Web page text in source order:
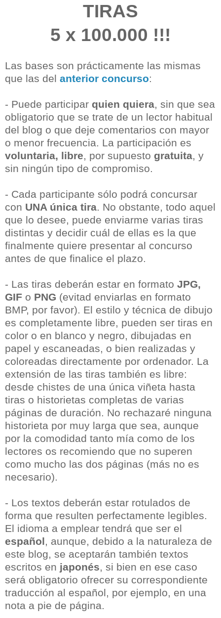
TIRAS
5 x 100.000 !!!
Las bases son prácticamente las mismas
que las del anterior concurso:
- Puede participar quien quiera, sin que sea
obligatorio que se trate de un lector habitual
del blog o que deje comentarios con mayor
o menor frecuencia. La participación es
voluntaria, libre, por supuesto gratuita, y
sin ningún tipo de compromiso.
- Cada participante sólo podrá concursar
con UNA única tira. No obstante, todo aquel
que lo desee, puede enviarme varias tiras
distintas y decidir cuál de ellas es la que
finalmente quiere presentar al concurso
antes de que finalice el plazo.
- Las tiras deberán estar en formato JPG,
GIF o PNG (evitad enviarlas en formato
BMP, por favor). El estilo y técnica de dibujo
es completamente libre, pueden ser tiras en
color o en blanco y negro, dibujadas en
papel y escaneadas, o bien realizadas y
coloreadas directamente por ordenador. La
extensión de las tiras también es libre:
desde chistes de una única viñeta hasta
tiras o historietas completas de varias
páginas de duración. No rechazaré ninguna
historieta por muy larga que sea, aunque
por la comodidad tanto mía como de los
lectores os recomiendo que no superen
como mucho las dos páginas (más no es
necesario).
- Los textos deberán estar rotulados de
forma que resulten perfectamente legibles.
El idioma a emplear tendrá que ser el
español, aunque, debido a la naturaleza de
este blog, se aceptarán también textos
escritos en japonés, si bien en ese caso
será obligatorio ofrecer su correspondiente
traducción al español, por ejemplo, en una
nota a pie de página.